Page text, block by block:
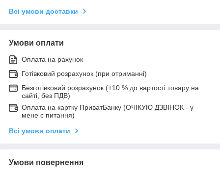
Всі умови доставки
Умови оплати
Оплата на рахунок
Готівковий розрахунок (при отриманні)
Безготівковий розрахунок (+10 % до вартості товару на
сайті, без ПДВ)
Оплата на картку ПриватБанку (ОЧІКУЮ ДЗВІНОК - у
мене є питання)
Всі умови оплати
Умови повернення